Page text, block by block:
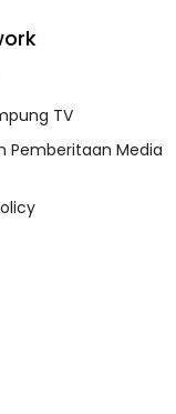
TV
Pemberitaan Media